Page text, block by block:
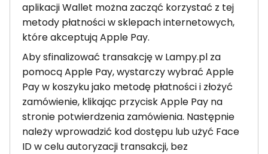
aplikacji Wallet można zacząć korzystać z tej
metody płatności w sklepach internetowych,
które akceptują Apple Pay.
Aby sfinalizować transakcję w Lampy.pl za
pomocą Apple Pay, wystarczy wybrać Apple
Pay w koszyku jako metodę płatności i złożyć
zamówienie, klikając przycisk Apple Pay na
stronie potwierdzenia zamówienia. Następnie
należy wprowadzić kod dostępu lub użyć Face
ID w celu autoryzacji transakcji, bez